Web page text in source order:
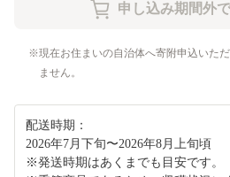
現在お住まいの自治体へ寄附申込いた
ません。
配送時期：
2026年7月下旬〜2026年8月上旬頃
※発送時期はあくまでも目安です。